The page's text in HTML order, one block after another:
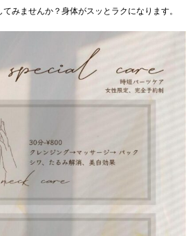
みませんか？身体がスッとラクになります。